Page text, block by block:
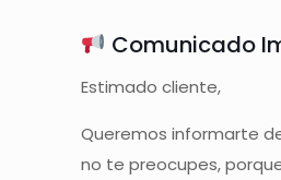
Comunicado
Estimado cliente,
Queremos informarte
no te preocupes,